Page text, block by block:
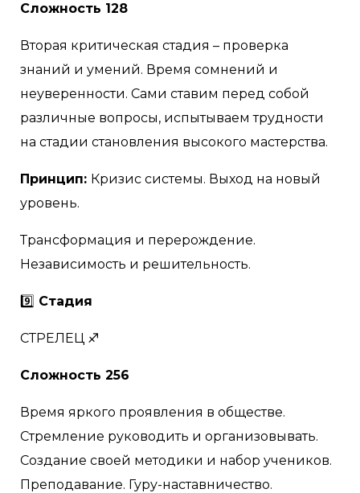
Сложность 128
Вторая критическая стадия – проверка
знаний и умений. Время сомнений и
неуверенности. Сами ставим перед собой
различные вопросы, испытываем трудности
на стадии становления высокого мастерства.
Принцип: Кризис системы. Выход на новый
уровень.
Трансформация и перерождение.
Независимость и решительность.
9️⃣ Стадия
СТРЕЛЕЦ ♐
Сложность 256
Время яркого проявления в обществе.
Стремление руководить и организовывать.
Создание своей методики и набор учеников.
Преподавание. Гуру-наставничество.